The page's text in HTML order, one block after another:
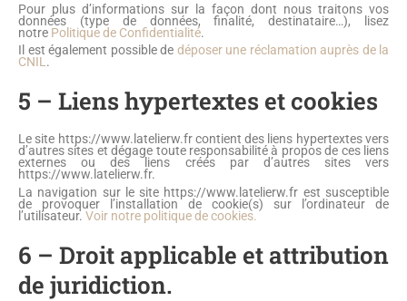
Pour plus d’informations sur la façon dont nous traitons vos
données (type de données, finalité, destinataire…), lisez
notre Politique de Confidentialité.
Il est également possible de déposer une réclamation auprès de la
CNIL.
5 – Liens hypertextes et cookies
Le site https://www.latelierw.fr contient des liens hypertextes vers
d’autres sites et dégage toute responsabilité à propos de ces liens
externes ou des liens créés par d’autres sites vers
https://www.latelierw.fr.
La navigation sur le site https://www.latelierw.fr est susceptible
de provoquer l’installation de cookie(s) sur l’ordinateur de
l’utilisateur. Voir notre politique de cookies.
6 – Droit applicable et attribution
de juridiction.